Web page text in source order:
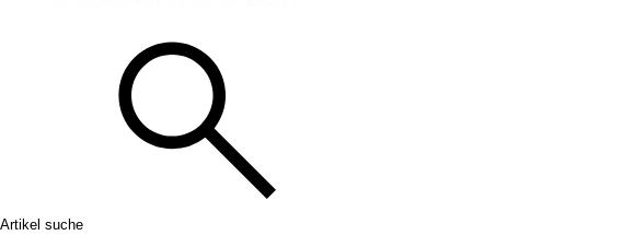
Artikel suche